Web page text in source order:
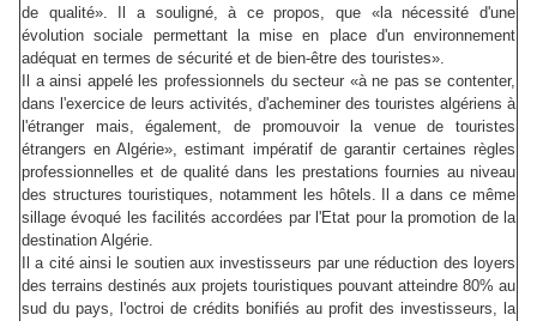
de qualité». Il a souligné, à ce propos, que «la nécessité d'une
évolution sociale permettant la mise en place d'un environnement
adéquat en termes de sécurité et de bien-être des touristes».
Il a ainsi appelé les professionnels du secteur «à ne pas se contenter,
dans l'exercice de leurs activités, d'acheminer des touristes algériens à
l'étranger mais, également, de promouvoir la venue de touristes
étrangers en Algérie», estimant impératif de garantir certaines règles
professionnelles et de qualité dans les prestations fournies au niveau
des structures touristiques, notamment les hôtels. Il a dans ce même
sillage évoqué les facilités accordées par l'Etat pour la promotion de la
destination Algérie.
Il a cité ainsi le soutien aux investisseurs par une réduction des loyers
des terrains destinés aux projets touristiques pouvant atteindre 80% au
sud du pays, l'octroi de crédits bonifiés au profit des investisseurs, la